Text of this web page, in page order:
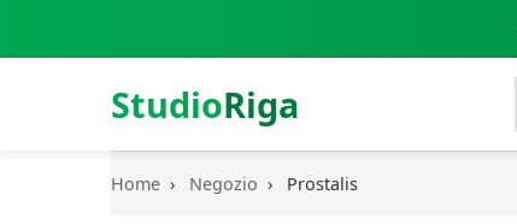
StudioRiga
Home › Negozio › Prostalis